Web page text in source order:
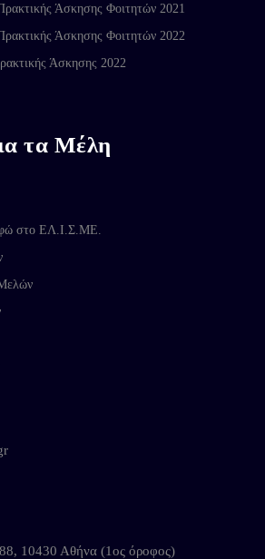
Άσκησης Φοιτητών 2021
Άσκησης Φοιτητών 2022
Άσκησης 2022
τα Μέλη
στο ΕΛ.Ι.Σ.ΜΕ.
10430 Αθήνα (1ος όροφος)